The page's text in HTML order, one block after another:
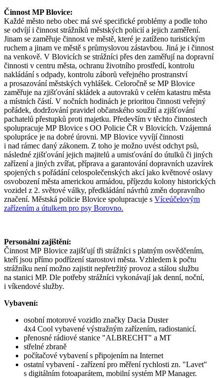
Činnost MP Blovice:
Každé město nebo obec má své specifické problémy a podle toho
se odvíjí i činnost strážníků městských policií a jejich zaměření.
Jinam se zaměřuje činnost ve městě, které je zatíženo turistickým
ruchem a jinam ve městě s průmyslovou zástavbou. Jiná je i činnost
na venkově. V Blovicích se strážníci přes den zaměřují na dopravní
činnosti v centru města, ochranu životního prostředí, kontrolu
nakládání s odpady, kontrolu záborů veřejného prostranství
a prosazování městských vyhlášek. Celoročně se MP Blovice
zaměřuje na zjišťování skládek a autovraků v celém katastru města
a místních částí. V nočních hodinách je prioritou činnosti veřejný
pořádek, dodržování pravidel občanského soužití a zjišťování
pachatelů přestupků proti majetku. Především v těchto činnostech
spolupracuje MP Blovice s OO Policie ČR v Blovicích. Vzájemná
spolupráce je na dobré úrovni. MP Blovice vyvíjí činnosti
i nad rámec daný zákonem. Z toho je možno uvést odchyt psů,
následné zjišťování jejich majitelů a umisťování do útulků či jiných
zařízení a jiných zvířat, příprava a garantování dopravních uzavírek
spojených s pořádání celospolečenských akcí jako květnové oslavy
osvobození města americkou armádou, příjezdu kolony historických
vozidel z 2. světové války, předkládání návrhů změn dopravního
značení. Městská policie Blovice spolupracuje s Víceúčelovým
zařízením a útulkem pro psy Borovno.
Personální zajištění:
Činnost MP Blovice zajišťují tři strážníci s platným osvědčením,
kteří jsou přímo podřízení starostovi města. Vzhledem k počtu
strážníku není možno zajistit nepřetržitý provoz a stálou službu
na stanici MP. Dle potřeby strážníci vykonávají jak denní, noční,
i víkendové služby.
Vybavení:
osobní motorové vozidlo značky Dacia Duster
4x4 Cool vybavené výstražným zařízením, radiostanicí.
přenosné rádiové stanice "ALBRECHT" a MT
střelné zbraně
počítačové vybavení s připojením na Internet
ostatní vybavení - zařízení pro měření rychlosti zn. "Lavet"
s digitálním fotoaparátem, mobilní systém MP Manager.